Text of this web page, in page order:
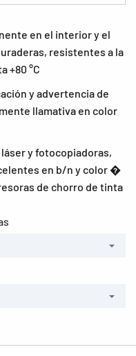
en el interior y el
resistentes a la
+80 °C
y advertencia de
llamativa en color
y fotocopiadoras,
en b/n y color �
de chorro de tinta